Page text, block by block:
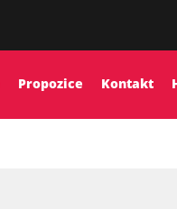
Propozice Kontakt